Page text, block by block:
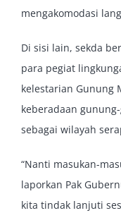
mengakomodasi
Di sisi lain, sekda
para pegiat
kelestarian Gunung
keberadaan
sebagai wilayah
“Nanti masukan-
laporkan Pak
kita tindak lanjuti